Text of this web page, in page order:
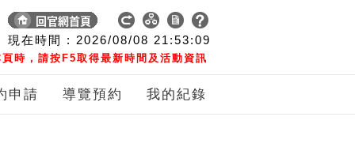
現在時間 : 2026/08/08 21:53:10
時，請按F5取得最新時間及活動資訊
申請 導覽預約 我的紀錄